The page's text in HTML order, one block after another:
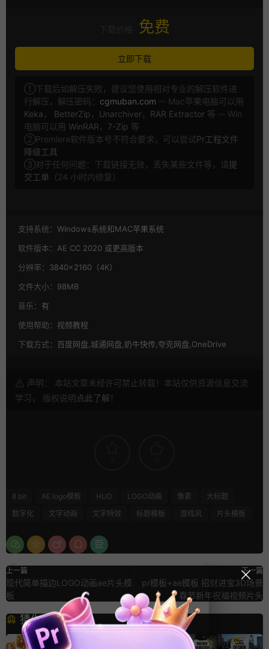
免费
立即下载
①下载后如解压失败，建议您使用相对专业的解压软件进
行解压，解压密码： cgmuban.com -- Mac苹果电脑可以用
Keka ， BetterZip ， Unarchiver， RAR Extractor 等 -- Win
电脑可以用 WinRAR ， 7-Zip 等
②Premiere软件版本号不符合要求，可以尝试Pr工程文件
降级工具
③对于任何问题：下载链接无效，丢失某些文件等，请提
交工单 （24 小时内修复）
支持系统： Windows系统和MAC苹果系统
软件版本： AE CC 2020 或更高版本
分辨率： 3840×2160（4K）
文件大小： 98MB
音乐： 有
使用帮助： 视频教程
下载方式： 百度网盘,城通网盘,奶牛快传,夸克网盘,OneDrive
声明： 本站文章未经许可禁止转载！本站仅供资源信息交流
学习， 版权说明点此了解 ！
8 bit AE logo模板 HUD LOGO动画 像素
大标题
数字化
文字动画 文字特效 标题模板 游戏风 片头模板
上一篇
现代简单描边LOGO动画ae片头模
板
下一篇
pr模板+ae模板 招财进宝3D场景
春节新年祝福视频片头
猜你喜欢